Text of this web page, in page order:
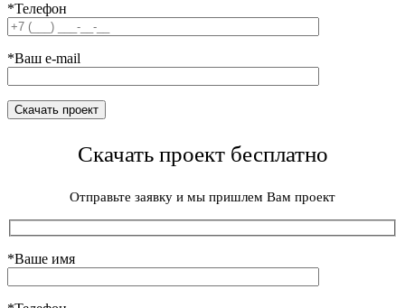
*Телефон
*Ваш e-mail
Скачать проект бесплатно
Отправьте заявку и мы пришлем Вам проект
*Ваше имя